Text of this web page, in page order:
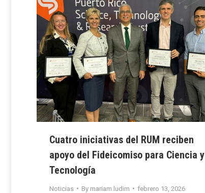
Cuatro iniciativas del RUM reciben
apoyo del Fideicomiso para Ciencia y
Tecnología
Noticias By mariam.ludim febrero 13, 2026